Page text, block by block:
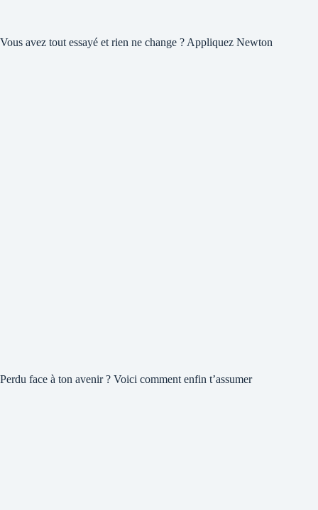
Vous avez tout essayé et rien ne change ? Appliquez Newton
Perdu face à ton avenir ? Voici comment enfin t’assumer